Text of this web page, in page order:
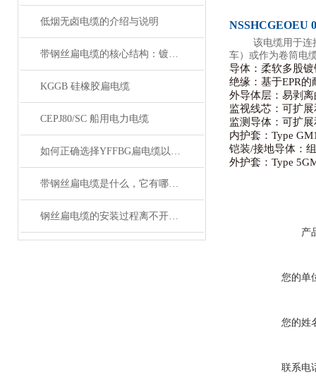
低烟无卤电缆的介绍与说明
带钢丝扁电缆的核心结构：镀锌钢丝绳的抗拉强化设计
KGGB 硅橡胶扁电缆
CEPJ80/SC 船用电力电缆
如何正确选择YFFBG扁电缆以确保安全？
带钢丝扁电缆是什么，它有哪些结构？
钢丝扁电缆的安装过程离不开这两点注意事项
NSSHCGEOEU
该电缆用于连
车）或作为卷筒电
导体：柔软多股
绝缘：基于EPR
外导体层：易剥
监视线芯：可扩
监测导体：可扩
内护套：Type
铠装/接地导体：
外护套：Type
产
您的单
您的姓
联系电